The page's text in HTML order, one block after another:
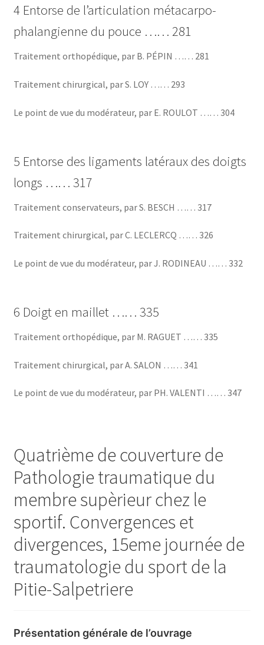
4 Entorse de l’articulation métacarpo-
phalangienne du pouce …… 281
Traitement orthopédique, par B. PÉPIN …… 281
Traitement chirurgical, par S. LOY …… 293
Le point de vue du modérateur, par E. ROULOT …… 304
5 Entorse des ligaments latéraux des doigts
longs …… 317
Traitement conservateurs, par S. BESCH …… 317
Traitement chirurgical, par C. LECLERCQ …… 326
Le point de vue du modérateur, par J. RODINEAU …… 332
6 Doigt en maillet …… 335
Traitement orthopédique, par M. RAGUET …… 335
Traitement chirurgical, par A. SALON …… 341
Le point de vue du modérateur, par PH. VALENTI …… 347
Quatrième de couverture de
Pathologie traumatique du
membre supèrieur chez le
sportif. Convergences et
divergences, 15eme journée de
traumatologie du sport de la
Pitie-Salpetriere
Présentation générale de l’ouvrage